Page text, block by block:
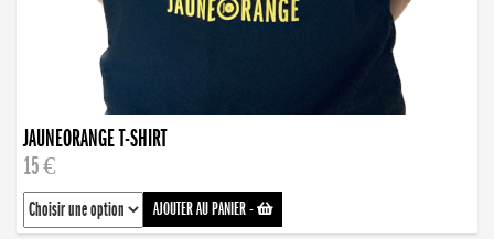
JAUNEORANGE T-SHIRT
15 €
AJOUTER AU PANIER-